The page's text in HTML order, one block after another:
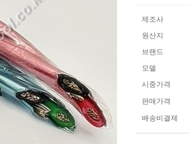
제조사
원산지
브랜드
모델
시중가격
판매가격
배송비결제